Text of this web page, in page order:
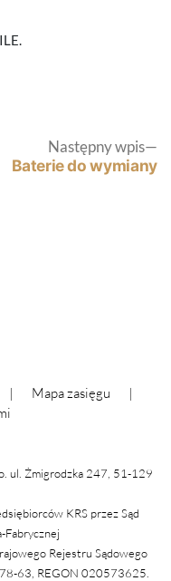
Następny wpis
Baterie do wymiany
| Mapa zasięgu
|
ul. Żmigrodzka 247, 51-129
KRS przez Sąd
Fabrycznej
Rejestru Sądowego
63, REGON 020573625.